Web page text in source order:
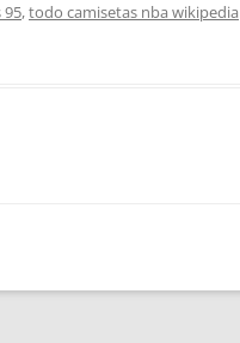
95,todo camisetas nba wikipedia